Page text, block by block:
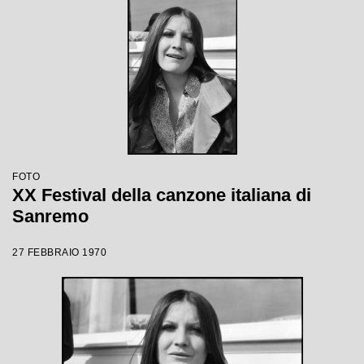
FOTO
XX Festival della canzone italiana di
Sanremo
27 FEBBRAIO 1970